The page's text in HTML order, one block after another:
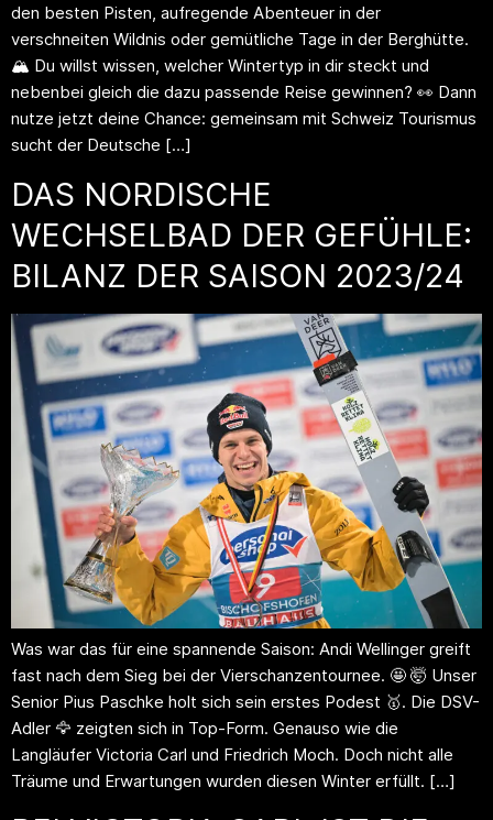
den besten Pisten, aufregende Abenteuer in der
verschneiten Wildnis oder gemütliche Tage in der Berghütte.
🏔️ Du willst wissen, welcher Wintertyp in dir steckt und
nebenbei gleich die dazu passende Reise gewinnen? 👀 Dann
nutze jetzt deine Chance: gemeinsam mit Schweiz Tourismus
sucht der Deutsche […]
DAS NORDISCHE
WECHSELBAD DER GEFÜHLE:
BILANZ DER SAISON 2023/24
Was war das für eine spannende Saison: Andi Wellinger greift
fast nach dem Sieg bei der Vierschanzentournee. 🤩 🤯 Unser
Senior Pius Paschke holt sich sein erstes Podest 🥇. Die DSV-
Adler 🦅 zeigten sich in Top-Form. Genauso wie die
Langläufer Victoria Carl und Friedrich Moch. Doch nicht alle
Träume und Erwartungen wurden diesen Winter erfüllt. […]